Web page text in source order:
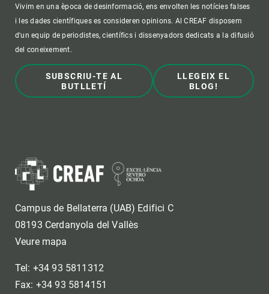
Vivim en una època de desinformació, ens envolten les notícies falses
i les dades científiques es consideren opinions. Al CREAF disposem
d'un equip de periodistes, científics i dissenyadors dedicats a la difusió
del coneixement.
SUBSCRIU-TE AL
BUTLLETÍ
LLEGEIX EL
BLOG!
Campus de Bellaterra (UAB) Edifici C
08193 Cerdanyola del Vallès
Veure mapa
Tel: +34 93 5811312
Fax: +34 93 5814151